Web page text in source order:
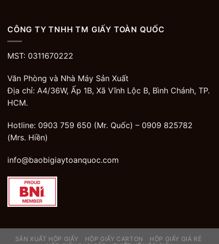
CÔNG TY TNHH TM GIẤY TOÀN QUỐC
MST: 0311670222
Văn Phòng và Nhà Máy Sản Xuất
Địa chỉ: A4/36W, Ấp 1B, Xã Vĩnh Lộc B, Bình Chánh, TP.
HCM.
Hotline: 0903 759 650 (Mr. Quốc) – 0909 825782
(Mrs. Hiền)
info@baobigiaytoanquoc.com
SẢN XUẤT HỘP GIẤY HỘP GIẤY CARTON
HỘP GIẤY GIÁ RẺ